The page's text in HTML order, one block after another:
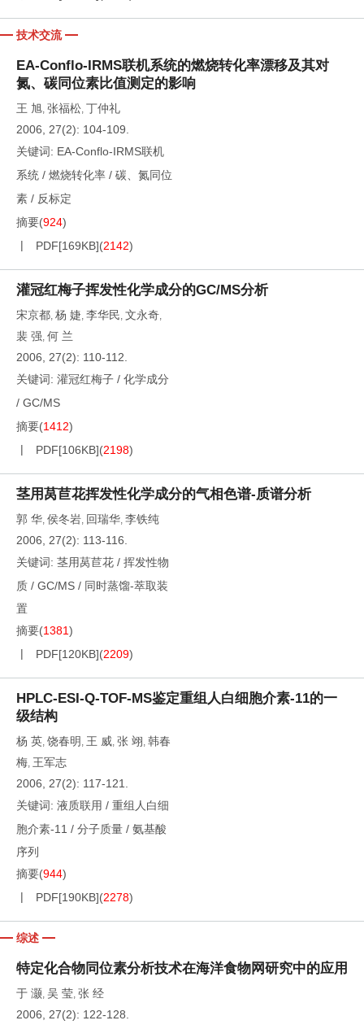
技术交流
EA-Conflo-IRMS联机系统的燃烧转化率漂移及其对
氮、碳同位素比值测定的影响
王 旭, 张福松, 丁仲礼
2006, 27(2): 104-109.
关键词: EA-Conflo-IRMS联机
系统 / 燃烧转化率 / 碳、氮同位
素 / 反标定
摘要(924)
PDF[169KB](2142)
灌冠红梅子挥发性化学成分的GC/MS分析
宋京都, 杨 婕, 李华民, 文永奇,
裴 强, 何 兰
2006, 27(2): 110-112.
关键词: 灌冠红梅子 / 化学成分
/ GC/MS
摘要(1412)
PDF[106KB](2198)
茎用莴苣花挥发性化学成分的气相色谱-质谱分析
郭 华, 侯冬岩, 回瑞华, 李铁纯
2006, 27(2): 113-116.
关键词: 茎用莴苣花 / 挥发性物
质 / GC/MS / 同时蒸馏-萃取装
置
摘要(1381)
PDF[120KB](2209)
HPLC-ESI-Q-TOF-MS鉴定重组人白细胞介素-11的一
级结构
杨 英, 饶春明 , 王 威, 张 翊, 韩春
梅, 王军志
2006, 27(2): 117-121.
关键词: 液质联用 / 重组人白细
胞介素-11 / 分子质量 / 氨基酸
序列
摘要(944)
PDF[190KB](2278)
综述
特定化合物同位素分析技术在海洋食物网研究中的应用
于 灏, 吴 莹, 张 经
2006, 27(2): 122-128.